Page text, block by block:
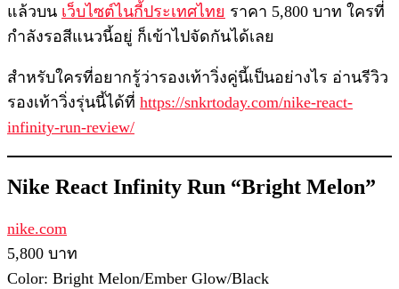
แล้วบน เว็บไซต์ไนกี้ประเทศไทย ราคา 5,800 บาท ใครที่
กำลังรอสีแนวนี้อยู่ ก็เข้าไปจัดกันได้เลย
สำหรับใครที่อยากรู้ว่ารองเท้าวิ่งคู่นี้เป็นอย่างไร อ่านรีวิว
รองเท้าวิ่งรุ่นนี้ได้ที่ https://snkrtoday.com/nike-react-
infinity-run-review/
Nike React Infinity Run “Bright Melon”
nike.com
5,800 บาท
Color: Bright Melon/Ember Glow/Black